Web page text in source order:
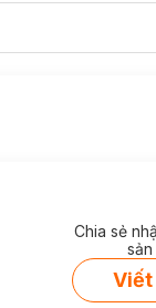
Chia sẻ
Viết